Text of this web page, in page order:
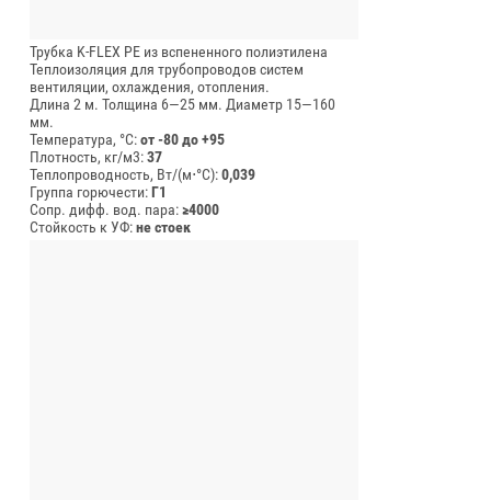
Трубка K-FLEX PE из вспененного полиэтилена
Теплоизоляция для трубопроводов систем
вентиляции, охлаждения, отопления.
Длина 2 м. Толщина 6—25 мм. Диаметр 15—160
мм.
Температура, °C:от -80 до +95
Плотность, кг/м3:37
Теплопроводность, Вт/(м⋅°С):0,039
Группа горючести:Г1
Сопр. дифф. вод. пара:≥4000
Стойкость к УФ:не стоек